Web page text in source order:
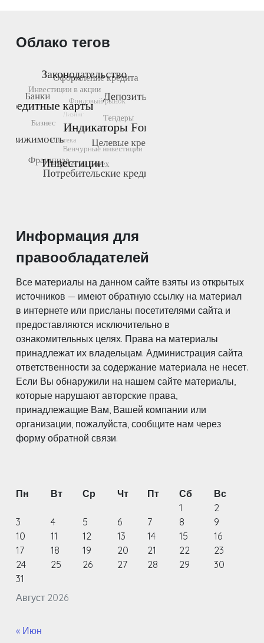
Облако тегов
Информация для
правообладателей
Все материалы на данном сайте взяты из открытых
источников — имеют обратную ссылку на материал
в интернете или присланы посетителями сайта и
предоставляются исключительно в
ознакомительных целях. Права на материалы
принадлежат их владельцам. Администрация сайта
ответственности за содержание материала не несет.
Если Вы обнаружили на нашем сайте материалы,
которые нарушают авторские права,
принадлежащие Вам, Вашей компании или
организации, пожалуйста, сообщите нам через
форму обратной связи.
Август 2026
Пн Вт Ср Чт Пт Сб
Вс
1
2
3
4 5 6 7 8
9
10
11 12 13 14 15
16
17
18 19 20 21 22
23
24
25 26 27 28 29
30
31
« Июн